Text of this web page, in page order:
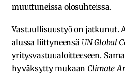
muuttuneissa olosuhteissa.
Vastuullisuustyö on jatkunut.
alussa liittyneensä UN Global
yritysvastuualoitteeseen.
hyväksytty mukaan Climate